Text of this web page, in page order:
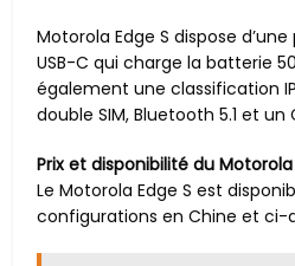
Motorola Edge S dispose
USB-C qui charge la batterie
également une classification
double SIM, Bluetooth 5.1 et
Prix ​​et disponibilité du Motorola
Le Motorola Edge S est
configurations en Chine et ci-